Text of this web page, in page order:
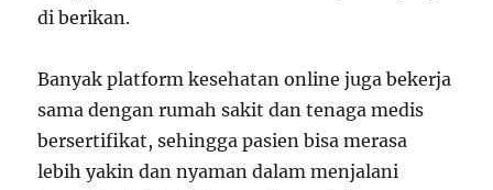
di berikan.
Banyak platform kesehatan online juga bekerja
sama dengan rumah sakit dan tenaga medis
bersertifikat, sehingga pasien bisa merasa
lebih yakin dan nyaman dalam menjalani